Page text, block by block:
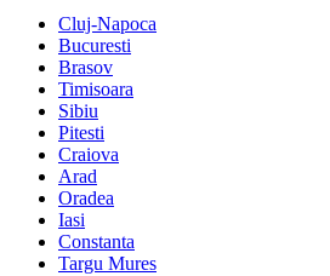
Cluj-Napoca
Bucuresti
Brasov
Timisoara
Sibiu
Pitesti
Craiova
Arad
Oradea
Iasi
Constanta
Targu Mures